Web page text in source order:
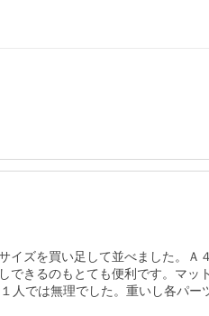
ズを買い足して並べました。Ａ
きるのもとても便利です。マ
では無理でした。重いし各パー